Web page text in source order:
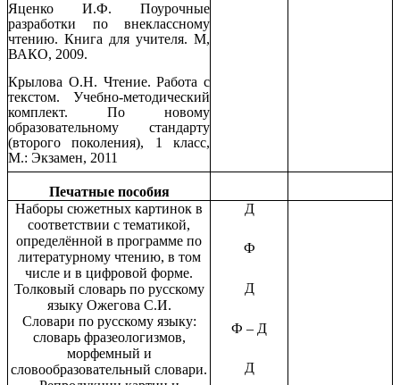
Яценко И.Ф. Поурочные
разработки по внеклассному
чтению. Книга для учителя. М,
ВАКО, 2009.
Крылова О.Н. Чтение. Работа с
текстом. Учебно-методический
комплект. По новому
образовательному стандарту
(второго поколения), 1 класс,
М.: Экзамен, 2011
Печатные пособия
Наборы сюжетных картинок в
соответствии с тематикой,
определённой в программе по
литературному чтению, в том
числе и в цифровой форме.
Толковый словарь по русскому
языку Ожегова С.И.
Словари по русскому языку:
словарь фразеологизмов,
морфемный и
словообразовательный словари.
Д
Ф
Д
Ф – Д
Д